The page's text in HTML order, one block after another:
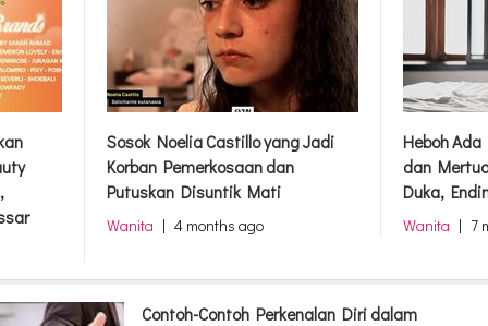
Sosok Noelia Castillo yang Jadi
Korban Pemerkosaan dan
Putuskan Disuntik Mati
Wanita | 4 months ago
Heboh
dan
Duka,
Wanita | 7
Contoh-Contoh Perkenalan Diri dalam